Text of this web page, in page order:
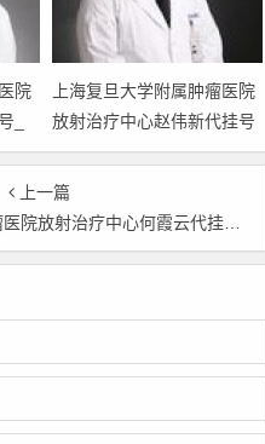
院
_
院
号
医
上海复旦大学附属肿瘤医院
放射治疗中心赵伟新代挂号
_上海复旦大学附属肿瘤医
院放射治疗中心赵伟新预约
挂号_上海复旦大学附属肿
上一篇
医院放射治疗中心何霞云预约挂号_上海复旦大学附属肿瘤医院放射治疗中心何霞云门诊时间代挂号